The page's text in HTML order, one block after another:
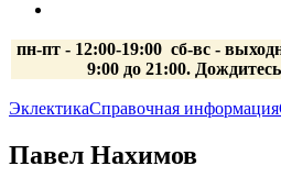
пн-пт - 12:00-19:00 сб-вс -
9:00 до 21:00.
ЭклектикаСправочная информация
Павел Нахимов